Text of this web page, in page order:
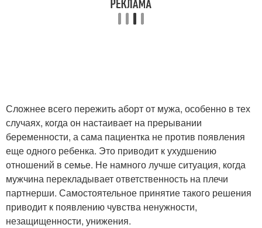
Сложнее всего пережить аборт от мужа, особенно в тех
случаях, когда он настаивает на прерывании
беременности, а сама пациентка не против появления
еще одного ребенка. Это приводит к ухудшению
отношений в семье. Не намного лучше ситуация, когда
мужчина перекладывает ответственность на плечи
партнерши. Самостоятельное принятие такого решения
приводит к появлению чувства ненужности,
незащищенности, унижения.